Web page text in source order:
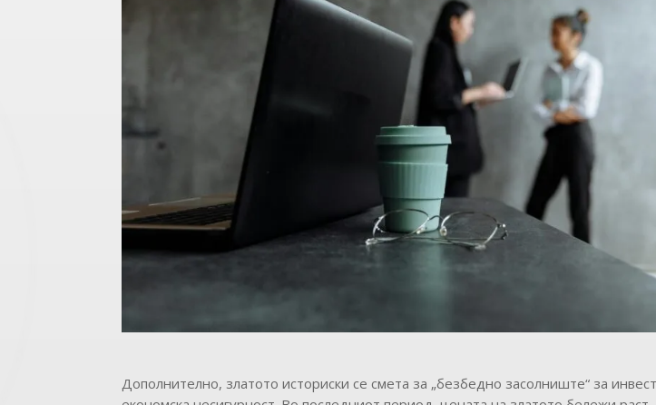
Дополнително, златото историски се смета за „безбедно засолниште“ за